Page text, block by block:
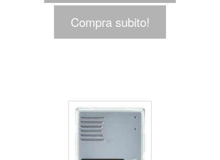
Compra subito!